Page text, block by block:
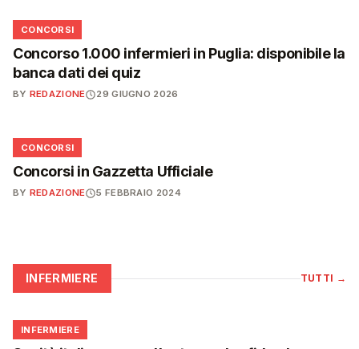
📋
CONCORSI
Concorso 1.000 infermieri in Puglia: disponibile la
banca dati dei quiz
BY REDAZIONE 29 GIUGNO 2026
📋
CONCORSI
Concorsi in Gazzetta Ufficiale
BY REDAZIONE 5 FEBBRAIO 2024
INFERMIERE TUTTI →
🩺
INFERMIERE